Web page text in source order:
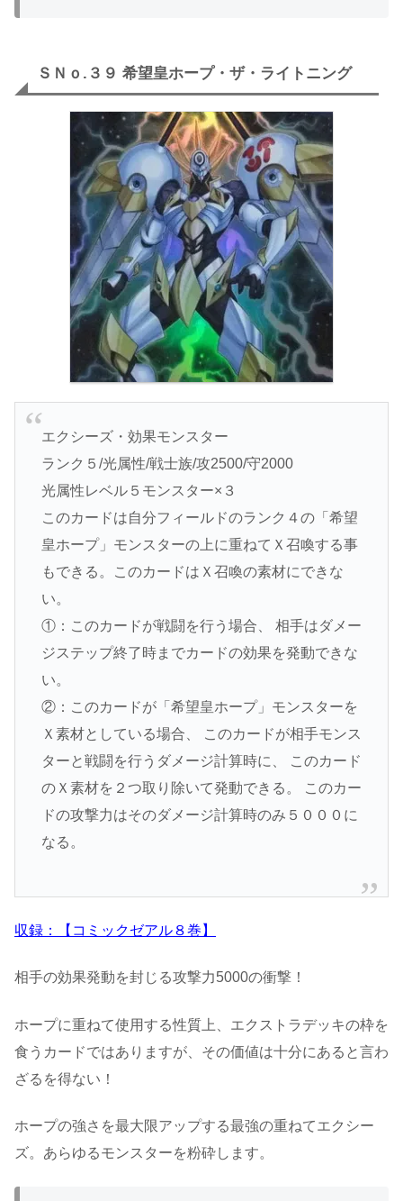
ＳＮｏ.３９ 希望皇ホープ・ザ・ライトニング
エクシーズ・効果モンスター
ランク５/光属性/戦士族/攻2500/守2000
光属性レベル５モンスター×３
このカードは自分フィールドのランク４の「希望
皇ホープ」モンスターの上に重ねてＸ召喚する事
もできる。このカードはＸ召喚の素材にできな
い。
①：このカードが戦闘を行う場合、 相手はダメー
ジステップ終了時までカードの効果を発動できな
い。
②：このカードが「希望皇ホープ」モンスターを
Ｘ素材としている場合、 このカードが相手モンス
ターと戦闘を行うダメージ計算時に、 このカード
のＸ素材を２つ取り除いて発動できる。 このカー
ドの攻撃力はそのダメージ計算時のみ５０００に
なる。
収録：【コミックゼアル８巻】
相手の効果発動を封じる攻撃力5000の衝撃！
ホープに重ねて使用する性質上、エクストラデッキの枠を
食うカードではありますが、その価値は十分にあると言わ
ざるを得ない！
ホープの強さを最大限アップする最強の重ねてエクシー
ズ。あらゆるモンスターを粉砕します。